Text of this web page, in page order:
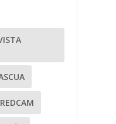
REDCAM